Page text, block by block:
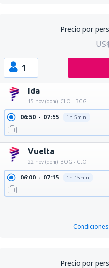
Precio por
1
Ida
15 nov (dom) CLO - BOG
06:50 07:55 1h 5min
Vuelta
22 nov (dom) BOG - CLO
06:00 07:15 1h 15min
Precio por